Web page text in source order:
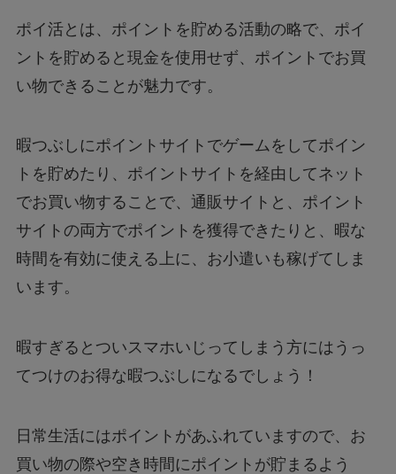
ポイ活とは、ポイントを貯める活動の略で、ポイ
ントを貯めると現金を使用せず、ポイントでお買
い物できることが魅力です。
暇つぶしにポイントサイトでゲームをしてポイン
トを貯めたり、ポイントサイトを経由してネット
でお買い物することで、通販サイトと、ポイント
サイトの両方でポイントを獲得できたりと、暇な
時間を有効に使える上に、お小遣いも稼げてしま
います。
暇すぎるとついスマホいじってしまう方にはうっ
てつけのお得な暇つぶしになるでしょう！
日常生活にはポイントがあふれていますので、お
買い物の際や空き時間にポイントが貯まるよう